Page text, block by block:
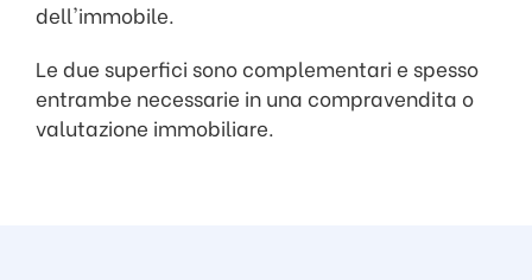
dell'immobile.
Le due superfici sono complementari e spesso
entrambe necessarie in una compravendita o
valutazione immobiliare.